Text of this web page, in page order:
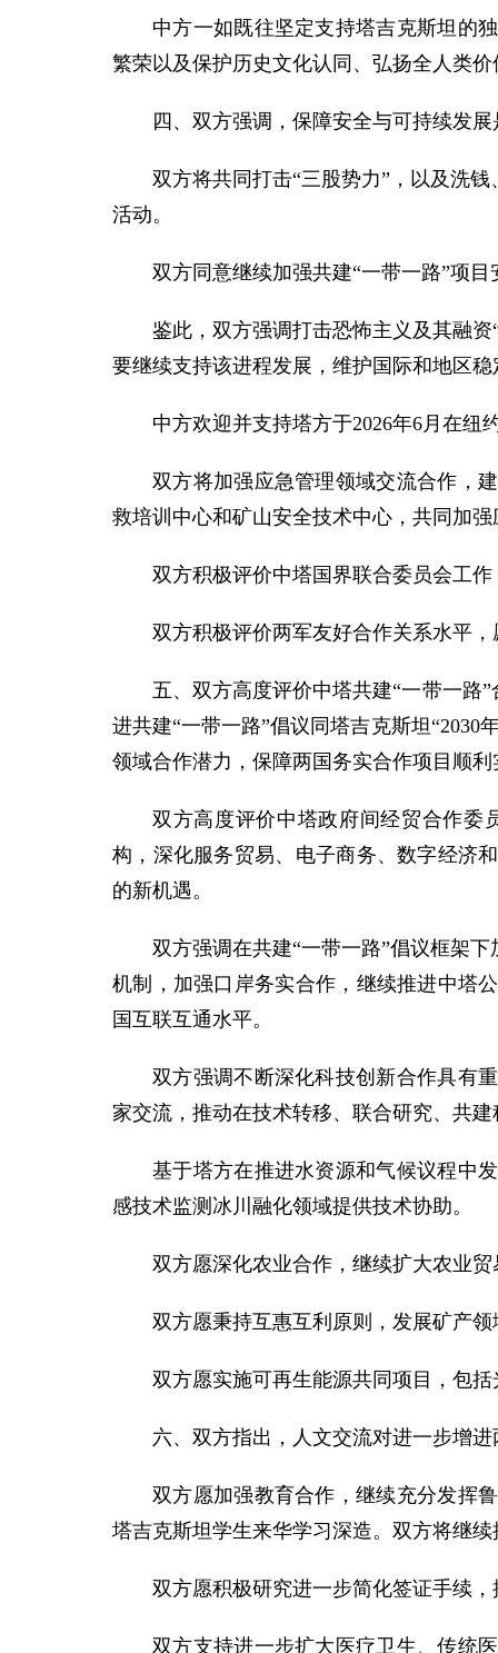
中方一如既往坚定支持塔吉克斯坦的
繁荣以及保护历史文化认同、弘扬全人类
四、双方强调，保障安全与可持续发
双方将共同打击“三股势力”，以及洗
活动。
双方同意继续加强共建“一带一路”项
鉴此，双方强调打击恐怖主义及其融
要继续支持该进程发展，维护国际和地区稳
中方欢迎并支持塔方于2026年6月在纽
双方将加强应急管理领域交流合作，
救培训中心和矿山安全技术中心，共同加
双方积极评价中塔国界联合委员会工
双方积极评价两军友好合作关系水平
五、双方高度评价中塔共建“一带一路
进共建“一带一路”倡议同塔吉克斯坦
领域合作潜力，保障两国务实合作项目顺利
双方高度评价中塔政府间经贸合作委
构，深化服务贸易、电子商务、数字经济
的新机遇。
双方强调在共建“一带一路”倡议框架
机制，加强口岸务实合作，继续推进中塔
国互联互通水平。
双方强调不断深化科技创新合作具有
家交流，推动在技术转移、联合研究、共
基于塔方在推进水资源和气候议程中
感技术监测冰川融化领域提供技术协助。
双方愿深化农业合作，继续扩大农业
双方愿秉持互惠互利原则，发展矿产
双方愿实施可再生能源共同项目，包
六、双方指出，人文交流对进一步增
双方愿加强教育合作，继续充分发挥
塔吉克斯坦学生来华学习深造。双方将继
双方愿积极研究进一步简化签证手续
双方支持进一步扩大医疗卫生、传统